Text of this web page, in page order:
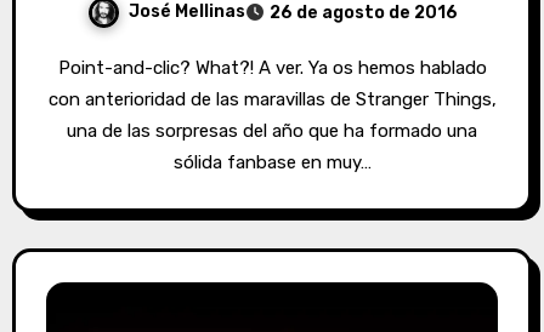
José Mellinas 26 de agosto de 2016
Point-and-clic? What?! A ver. Ya os hemos hablado
con anterioridad de las maravillas de Stranger Things,
una de las sorpresas del año que ha formado una
sólida fanbase en muy…